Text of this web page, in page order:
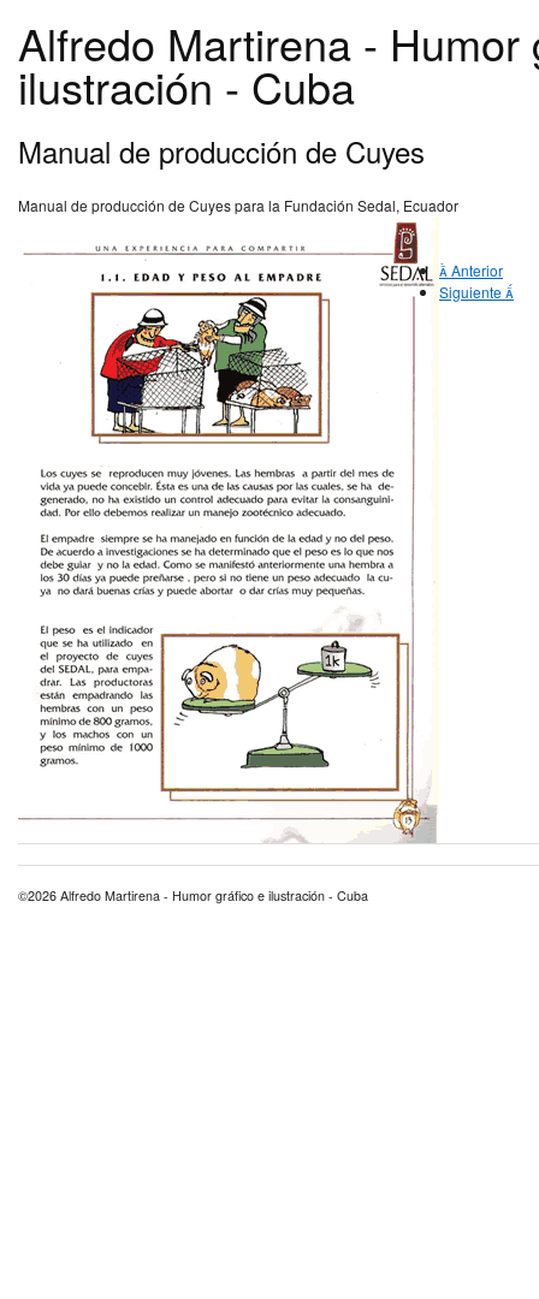
Alfredo Martirena - Humor
ilustración - Cuba
Manual de producción de Cuyes
Manual de producción de Cuyes para la Fundación Sedal, Ecuador
Anterior
Siguiente
©2026 Alfredo Martirena - Humor gráfico e ilustración - Cuba